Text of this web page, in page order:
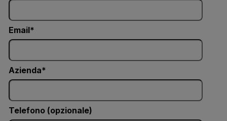
Email
Azienda
Telefono (opzionale)